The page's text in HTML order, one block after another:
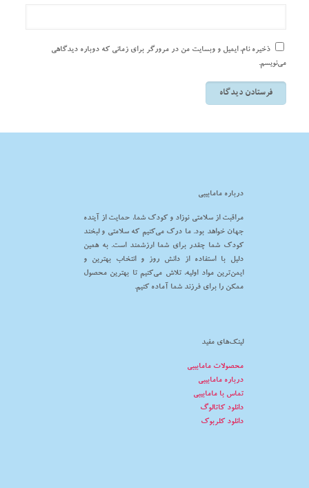
ذخیره نام، ایمیل و وبسایت من در مرورگر برای زمانی که دوباره دیدگاهی
می‌نویسم.
درباره مامابیبی
مراقبت از سلامتی نوزاد و کودک شما، حمایت از آینده
جهان خواهد بود. ما درک می‌کنیم که سلامتی و لبخند
کودک شما چقدر برای شما ارزشمند است. به همین
دلیل با استفاده از دانش روز و انتخاب بهترین و
ایمن‌ترین مواد اولیه، تلاش می‌کنیم تا بهترین محصول
ممکن را برای فرزند شما آماده کنیم.
لینک‌های مفید
محصولات مامابیبی
درباره مامابیبی
تماس با مامابیبی
دانلود کاتالوگ
دانلود کلربوک